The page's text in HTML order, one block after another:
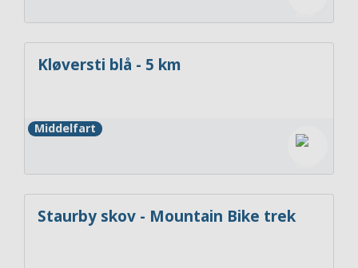
Kløversti blå - 5 km
Middelfart
Staurby skov - Mountain Bike trek